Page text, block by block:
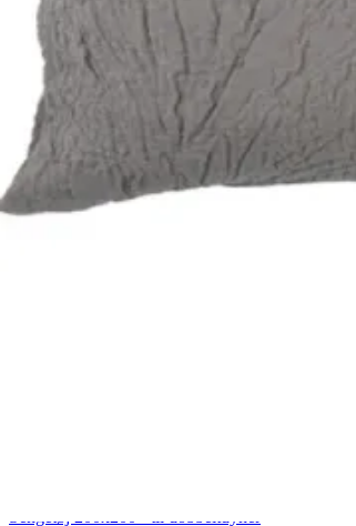
Hovedpuder
Dyner
Dyne størrelser
Dobbeltdyner - 200x220
Enkeltdyner - 140x220
Enkeltdyner - 140x200
Juniordyner - 100x140
Babydyner - 70x100
Se flere størrelser
Dyne fyldtyper